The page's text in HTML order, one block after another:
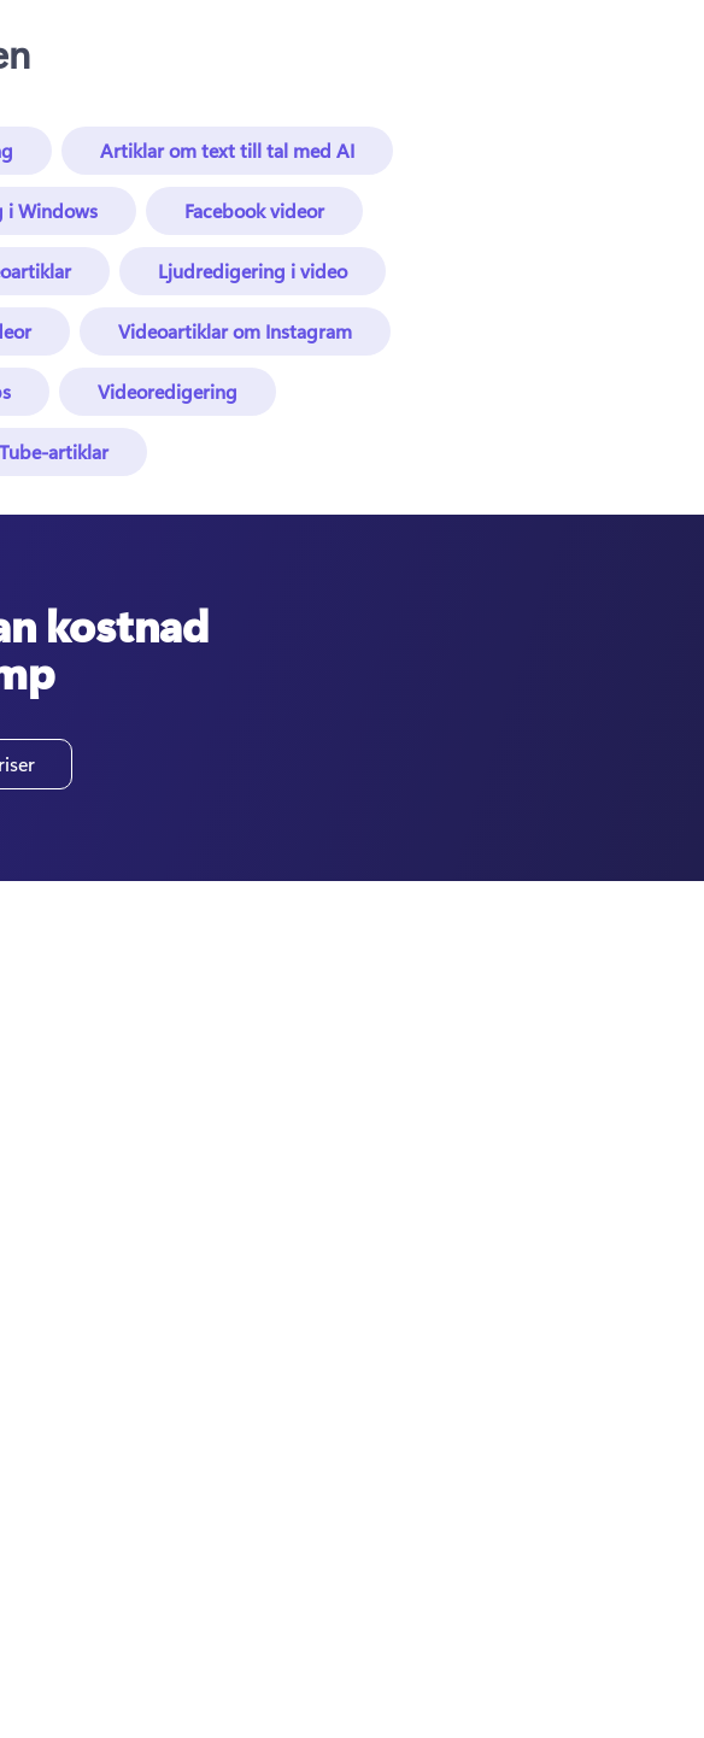
Artiklar om text till tal med AI
i Windows Facebook videor
Ljudredigering i video
Videoartiklar om Instagram
Videoredigering
artiklar
kostnad